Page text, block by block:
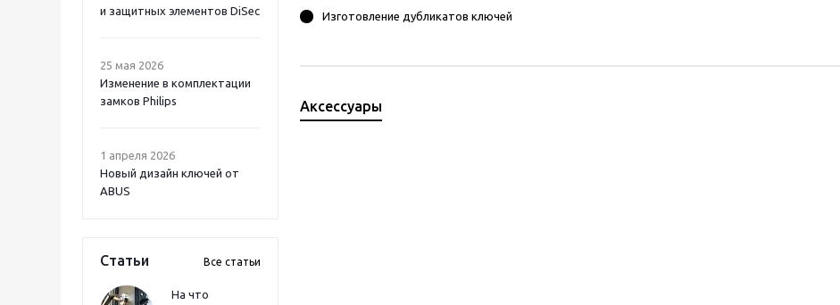
и защитных элементов DiSec
25 мая 2026
Изменение в комплектации
замков Philips
1 апреля 2026
Новый дизайн ключей от
ABUS
Статьи Все статьи
На что
Изготовление дубликатов ключей
Аксессуары